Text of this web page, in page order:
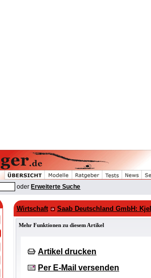
oder Erweiterte Suche
Wirtschaft Saab Deutschland GmbH:
Mehr Funktionen zu diesem Artikel
Artikel drucken
Per E-Mail versenden